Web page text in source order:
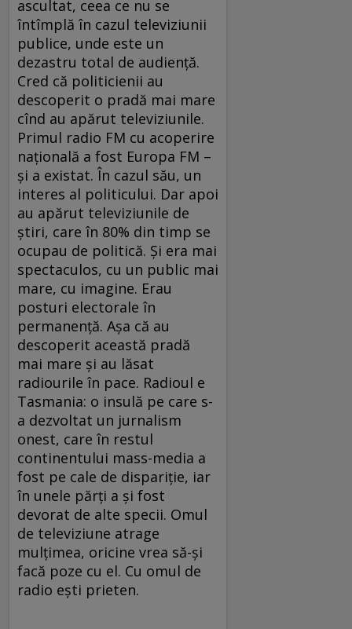
ascultat, ceea ce nu se
întîmplă în cazul televiziunii
publice, unde este un
dezastru total de audiență.
Cred că politicienii au
descoperit o pradă mai mare
cînd au apărut televiziunile.
Primul radio FM cu acoperire
națională a fost Europa FM –
și a existat. În cazul său, un
interes al politicului. Dar apoi
au apărut televiziunile de
știri, care în 80% din timp se
ocupau de politică. Și era mai
spectaculos, cu un public mai
mare, cu imagine. Erau
posturi electorale în
permanență. Așa că au
descoperit această pradă
mai mare și au lăsat
radiourile în pace. Radioul e
Tasmania: o insulă pe care s-
a dezvoltat un jurnalism
onest, care în restul
continentului mass-media a
fost pe cale de dispariție, iar
în unele părți a și fost
devorat de alte specii. Omul
de televiziune atrage
mulțimea, oricine vrea să-și
facă poze cu el. Cu omul de
radio ești prieten.